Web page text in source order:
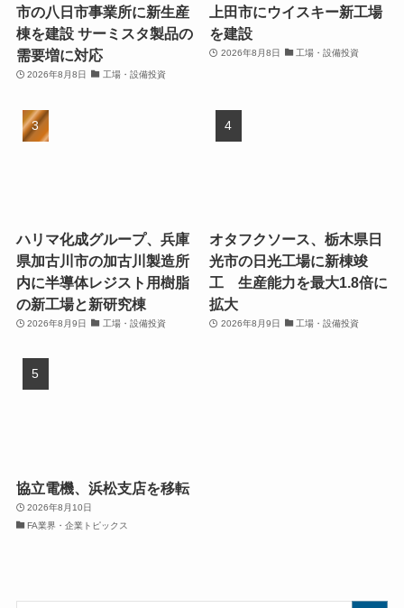
市の八日市事業所に新生産
棟を建設 サーミスタ製品の
需要増に対応
2026年8月8日 工場・設備投資
上田市にウイスキー新工場
を建設
2026年8月8日 工場・設備投資
ハリマ化成グループ、兵庫
県加古川市の加古川製造所
内に半導体レジスト用樹脂
の新工場と新研究棟
2026年8月9日 工場・設備投資
オタフクソース、栃木県日
光市の日光工場に新棟竣
工 生産能力を最大1.8倍に
拡大
2026年8月9日 工場・設備投資
協立電機、浜松支店を移転
2026年8月10日
FA業界・企業トピックス